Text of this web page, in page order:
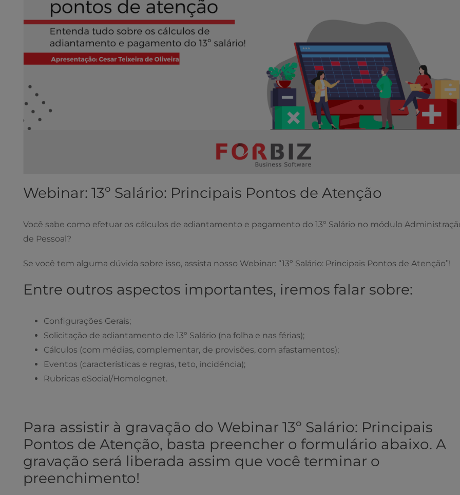
Webinar: 13º Salário: Principais Pontos de Atenção
Você sabe como efetuar os cálculos de adiantamento e pagamento do 13º Salário no módulo
de Pessoal?
Se você tem alguma dúvida sobre isso, assista nosso Webinar: “13º Salário: Principais Pontos de Atenção”!
Entre outros aspectos importantes, iremos falar sobre:
Configurações Gerais;
Solicitação de adiantamento de 13º Salário (na folha e nas férias);
Cálculos (com médias, complementar, de provisões, com afastamentos);
Eventos (características e regras, teto, incidência);
Rubricas eSocial/Homolognet.
Para assistir à gravação do Webinar 13º Salário: Principais
Pontos de Atenção, basta preencher o formulário abaixo. A
gravação será liberada assim que você terminar o
preenchimento!